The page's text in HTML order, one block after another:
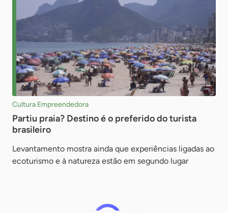
Cultura Empreendedora
Partiu praia? Destino é o preferido do turista
brasileiro
Levantamento mostra ainda que experiências ligadas ao
ecoturismo e à natureza estão em segundo lugar